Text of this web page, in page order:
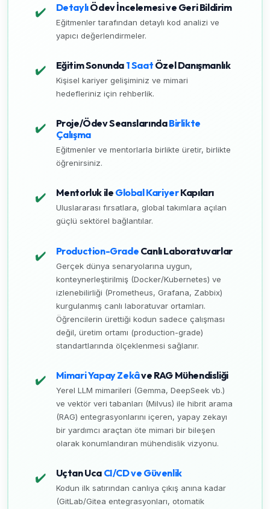
✔️ DetaylıÖdev İncelemesi ve Geri Bildirim
Eğitmenler tarafından detaylı kod analizi ve
yapıcı değerlendirmeler.
✔️ Eğitim Sonunda 1 Saat Özel Danışmanlık
Kişisel kariyer gelişiminiz ve mimari
hedefleriniz için rehberlik.
✔️ Proje/Ödev SeanslarındaBirlikte
Çalışma
Eğitmenler ve mentorlarla birlikte üretir, birlikte
öğrenirsiniz.
✔️ Mentorluk ile Global KariyerKapıları
Uluslararası fırsatlara, global takımlara açılan
güçlü sektörel bağlantılar.
✔️ Production-Grade Canlı Laboratuvarlar
Gerçek dünya senaryolarına uygun,
konteynerleştirilmiş (Docker/Kubernetes) ve
izlenebilirliği (Prometheus, Grafana, Zabbix)
kurgulanmış canlı laboratuvar ortamları.
Öğrencilerin ürettiği kodun sadece çalışması
değil, üretim ortamı (production-grade)
standartlarında ölçeklenmesi sağlanır.
✔️ Mimari Yapay Zekâve RAG Mühendisliği
Yerel LLM mimarileri (Gemma, DeepSeek vb.)
ve vektör veri tabanları (Milvus) ile hibrit arama
(RAG) entegrasyonlarını içeren, yapay zekayı
bir yardımcı araçtan öte mimari bir bileşen
olarak konumlandıran mühendislik vizyonu.
✔️ Uçtan Uca CI/CD ve Güvenlik
Kodun ilk satırından canlıya çıkış anına kadar
(GitLab/Gitea entegrasyonları, otomatik